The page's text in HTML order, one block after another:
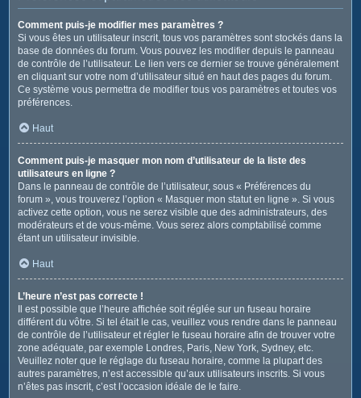
Comment puis-je modifier mes paramètres ?
Si vous êtes un utilisateur inscrit, tous vos paramètres sont stockés dans la
base de données du forum. Vous pouvez les modifier depuis le panneau
de contrôle de l’utilisateur. Le lien vers ce dernier se trouve généralement
en cliquant sur votre nom d’utilisateur situé en haut des pages du forum.
Ce système vous permettra de modifier tous vos paramètres et toutes vos
préférences.
Haut
Comment puis-je masquer mon nom d’utilisateur de la liste des
utilisateurs en ligne ?
Dans le panneau de contrôle de l’utilisateur, sous « Préférences du
forum », vous trouverez l’option « Masquer mon statut en ligne ». Si vous
activez cette option, vous ne serez visible que des administrateurs, des
modérateurs et de vous-même. Vous serez alors comptabilisé comme
étant un utilisateur invisible.
Haut
L’heure n’est pas correcte !
Il est possible que l’heure affichée soit réglée sur un fuseau horaire
différent du vôtre. Si tel était le cas, veuillez vous rendre dans le panneau
de contrôle de l’utilisateur et régler le fuseau horaire afin de trouver votre
zone adéquate, par exemple Londres, Paris, New York, Sydney, etc.
Veuillez noter que le réglage du fuseau horaire, comme la plupart des
autres paramètres, n’est accessible qu’aux utilisateurs inscrits. Si vous
n’êtes pas inscrit, c’est l’occasion idéale de le faire.